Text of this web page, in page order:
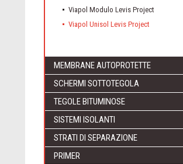
Viapol Modulo Levis Project
Viapol Unisol Levis Project
MEMBRANE AUTOPROTETTE
SCHERMI SOTTOTEGOLA
TEGOLE BITUMINOSE
SISTEMI ISOLANTI
STRATI DI SEPARAZIONE
PRIMER